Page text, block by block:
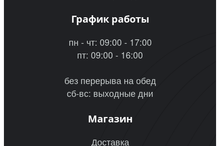
График работы
пн - чт: 09:00 - 17:00
пт: 09:00 - 16:00
без перерыва на обед
сб-вс: выходные дни
Магазин
Доставка